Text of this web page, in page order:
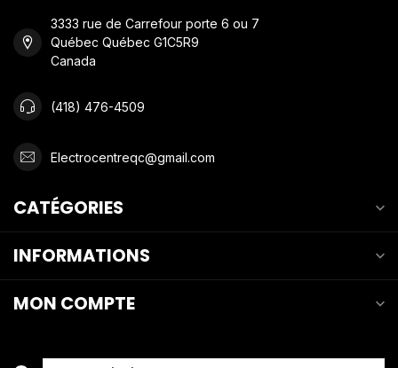
3333 rue de Carrefour porte 6 ou 7
Québec Québec G1C5R9
Canada
(418) 476-4509
Electrocentreqc@gmail.com
CATÉGORIES
INFORMATIONS
MON COMPTE